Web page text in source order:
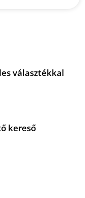
választékkal
kereső